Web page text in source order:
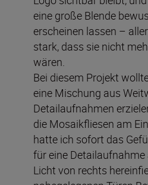
eine große Blende
erscheinen lassen –
stark, dass sie nicht
wären.
Bei diesem Projekt
eine Mischung aus
Detailaufnahmen
die Mosaikfliesen am
hatte ich sofort das
für eine Detailaufnahme
Licht von rechts